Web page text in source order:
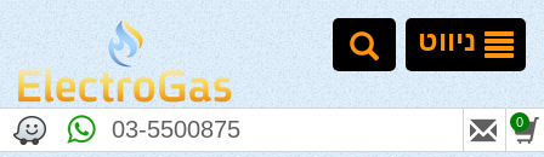
נגישות
אתר
המרכזי
ניווט
03-5500875 0